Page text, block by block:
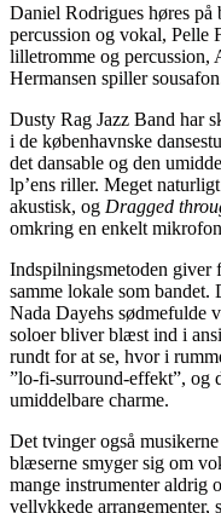
Daniel Rodrigues høres
percussion og vokal, Pelle
lilletromme og percussion,
Hermansen spiller
Dusty Rag Jazz Band har
i de københavnske
det dansable og den
lp’ens riller. Meget
akustisk, og Dragged
omkring en enkelt
Indspilningsmetoden giver
samme lokale som bandet.
Nada Dayehs sødmefulde
soloer bliver blæst ind i
rundt for at se, hvor i
”lo-fi-surround-effekt”, og
umiddelbare charme.
Det tvinger også
blæserne smyger sig om
mange instrumenter aldrig
vellykkede arrangementer,